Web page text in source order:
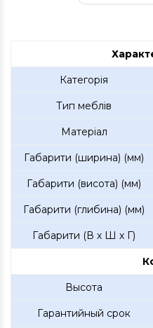
Категорія
Тип меблів
Матеріал
Габарити (ширина) (мм)
Габарити (висота) (мм)
Габарити (глибина) (мм)
Габарити (В х Ш х Г)
Высота
Гарантийный срок